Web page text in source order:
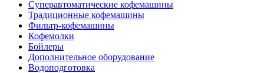
Суперавтоматические кофемашины
Традиционные кофемашины
Фильтр-кофемашины
Кофемолки
Бойлеры
Дополнительное оборудование
Водоподготовка